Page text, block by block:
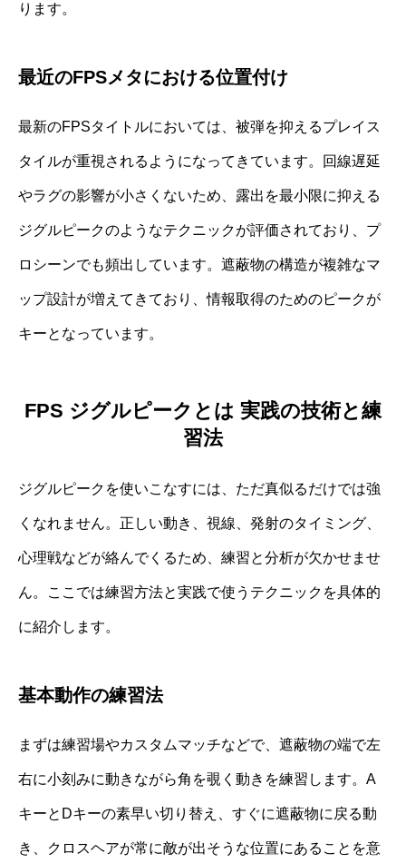
ります。
最近のFPSメタにおける位置付け
最新のFPSタイトルにおいては、被弾を抑えるプレイス
タイルが重視されるようになってきています。回線遅延
やラグの影響が小さくないため、露出を最小限に抑える
ジグルピークのようなテクニックが評価されており、プ
ロシーンでも頻出しています。遮蔽物の構造が複雑なマ
ップ設計が増えてきており、情報取得のためのピークが
キーとなっています。
FPS ジグルピークとは 実践の技術と練
習法
ジグルピークを使いこなすには、ただ真似るだけでは強
くなれません。正しい動き、視線、発射のタイミング、
心理戦などが絡んでくるため、練習と分析が欠かせませ
ん。ここでは練習方法と実践で使うテクニックを具体的
に紹介します。
基本動作の練習法
まずは練習場やカスタムマッチなどで、遮蔽物の端で左
右に小刻みに動きながら角を覗く動きを練習します。A
キーとDキーの素早い切り替え、すぐに遮蔽物に戻る動
き、クロスヘアが常に敵が出そうな位置にあることを意